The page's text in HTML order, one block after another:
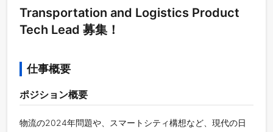
Transportation and Logistics Product
Tech Lead 募集！
仕事概要
ポジション概要
物流の2024年問題や、スマートシティ構想など、現代の日